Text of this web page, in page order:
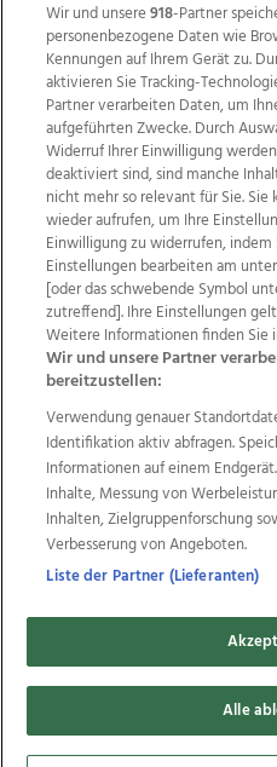
Wir über uns
Datenschutz
AGB Website
Weitere Angebote des
TV1 di-mog-i.at
Life Radio
OÖN Karriere
OÖN
Regionaljobs
Copyrights © 2026 Tips
Wir und unsere918-Partner
personenbezogene Daten wie
Kennungen auf Ihrem Gerät zu.
aktivieren Sie Tracking-
Partner verarbeiten Daten, um
aufgeführten Zwecke. Durch
Widerruf Ihrer Einwilligung
deaktiviert sind, sind manche
nicht mehr so relevant für Sie.
wieder aufrufen, um Ihre
Einwilligung zu widerrufen, indem
Einstellungen bearbeiten am
[oder das schwebende Symbol
zutreffend]. Ihre Einstellungen
Weitere Informationen finden Sie
Wir und unsere Partner
bereitzustellen:
Verwendung genauer
Identifikation aktiv abfragen.
Informationen auf einem
Inhalte, Messung von
Inhalten, Zielgruppenforschung
Verbesserung von Angeboten.
Liste der Partner (Lieferanten)
Alle